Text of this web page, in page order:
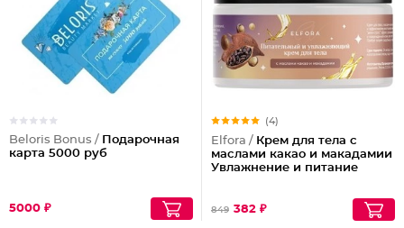
Beloris Bonus / Подарочная
карта 5000 руб
5000 ₽
(4)
Elfora / Крем для тела с
маслами какао и макадамии
Увлажнение и питание
849 382 ₽